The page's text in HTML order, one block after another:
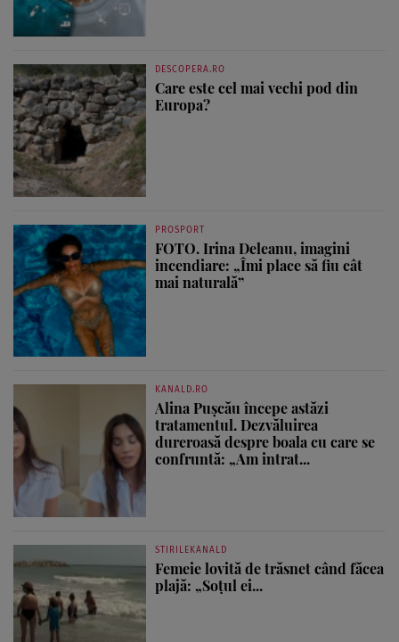
DESCOPERA.RO
Care este cel mai vechi pod din
Europa?
PROSPORT
FOTO. Irina Deleanu, imagini
incendiare: „Îmi place să fiu cât
mai naturală”
KANALD.RO
Alina Pușcău începe astăzi
tratamentul. Dezvăluirea
dureroasă despre boala cu care se
confruntă: „Am intrat...
STIRILEKANALD
Femeie lovită de trăsnet când făcea
plajă: „Soțul ei...